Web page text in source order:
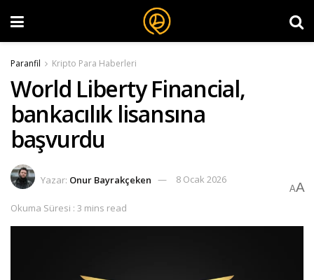
Paranfil Kripto Para Haberleri
World Liberty Financial,
bankacılık lisansına
başvurdu
Yazar: Onur Bayrakçeken 8 Ocak 2026
Okuma Süresi : 3 mins read
AA